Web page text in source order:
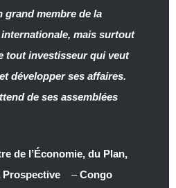
grand membre de la
mais surtout
tout investisseur qui veut
développer ses affaires.
de ses assemblées
de l’Économie, du Plan,
Prospective
–Congo